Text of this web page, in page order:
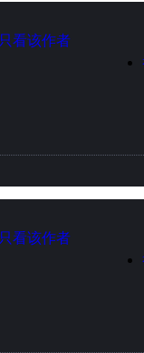
只看该作者
只看该作者